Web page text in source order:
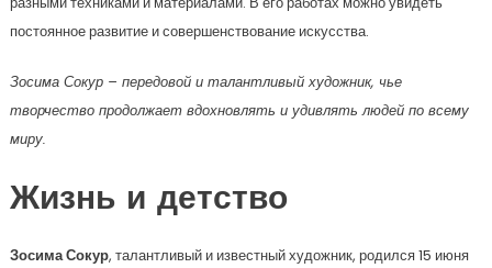
постоянное развитие и совершенствование искусства.
Зосима Сокур – передовой и талантливый художник, чье
творчество продолжает вдохновлять и удивлять людей по всему
миру.
Жизнь и детство
Зосима Сокур, талантливый и известный художник, родился 15 июня